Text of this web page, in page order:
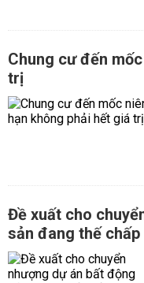
Chung cư đến
trị
Đề xuất cho
sản đang thế chấp